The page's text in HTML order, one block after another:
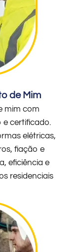
de Mim
mim com
certificado.
elétricas,
fiação e
eficiência e
residenciais